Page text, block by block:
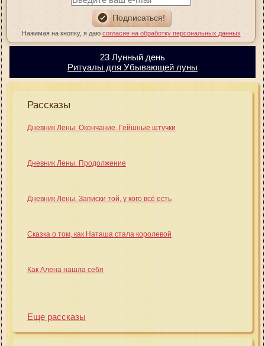
Нажимая на кнопку, я даю согласие на обработку персональных данных
23 Лунный день
Ритуалы для Убывающей луны
Рассказы
Дневник Лены. Окончание. Гейшные штучки
Дневник Лены. Продолжение
Дневник Лены. Записки той, у кого всё есть
Сказка о том, как Наташа стала королевой
Как Алена нашла себя
Еще рассказы